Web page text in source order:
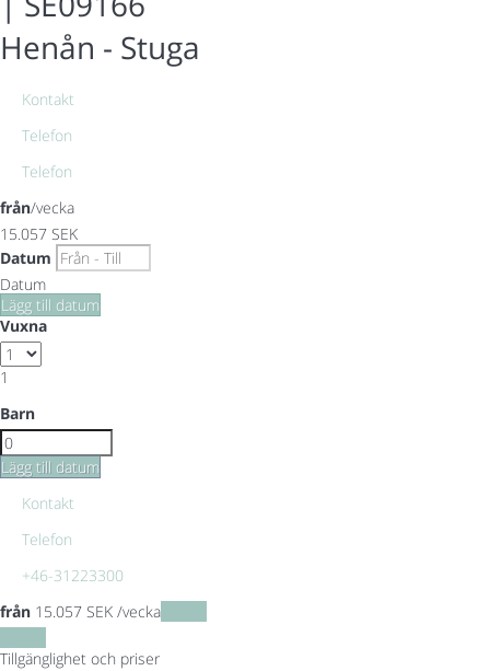
Henån - Stuga
Kontakt
Telefon
Telefon
från/vecka
15.057 SEK
Datum
Datum
Lägg till datum
Vuxna
1
Barn
Lägg till datum
Kontakt
Telefon
+46-31223300
från 15.057 SEK /vecka
Tillgänglighet och priser